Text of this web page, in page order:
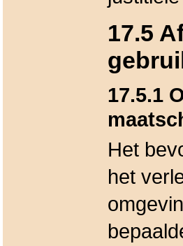
17.5
17.5.1
Het
het